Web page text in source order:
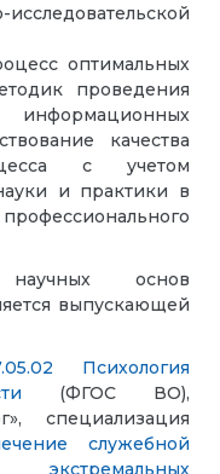
оптимальных
проведения
качества
с учетом
и практики в
основ
выпускающей
Психология
(ФГОС ВО),
специализация
служебной